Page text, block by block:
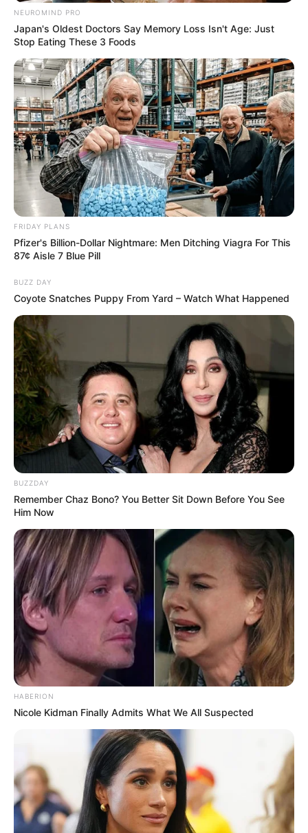
NEUROMIND PRO
Japan's Oldest Doctors Say Memory Loss Isn't Age: Just
Stop Eating These 3 Foods
FRIDAY PLANS
Pfizer's Billion-Dollar Nightmare: Men Ditching Viagra For This
87¢ Aisle 7 Blue Pill
BUZZ DAY
Coyote Snatches Puppy From Yard – Watch What Happened
BUZZDAY
Remember Chaz Bono? You Better Sit Down Before You See
Him Now
HABERION
Nicole Kidman Finally Admits What We All Suspected